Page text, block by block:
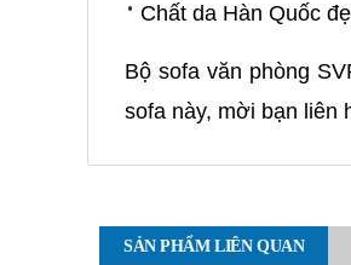
Chất da Hàn Quốc
Bộ sofa văn phòng
sofa này, mời bạn liên
SẢN PHẨM LIÊN QUAN